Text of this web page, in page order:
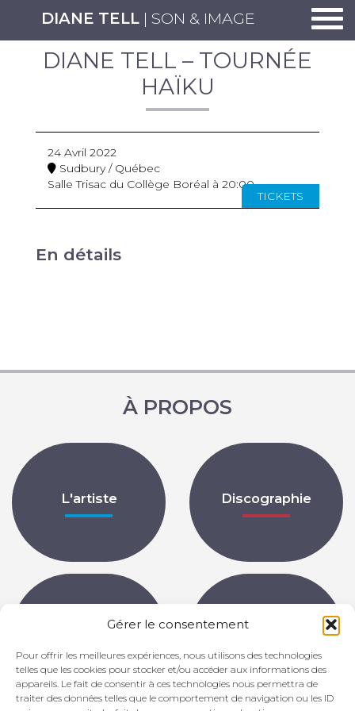
Gérer le consentement
Pour offrir les meilleures expériences, nous utilisons des technologies
telles que les cookies pour stocker et/ou accéder aux informations des
appareils. Le fait de consentir à ces technologies nous permettra de
traiter des données telles que le comportement de navigation ou les ID
DIANE TELL| SON & IMAGE
DIANE TELL – TOURNÉE
HAÏKU
24 Avril 2022
Sudbury / Québec
Salle Trisac du Collège Boréal à 20:00
TICKETS
En détails
À PROPOS
L'artiste Discographie
Partitions Archives